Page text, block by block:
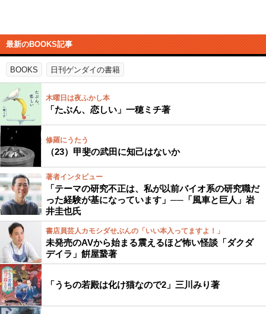
最新のBOOKS記事
BOOKS 日刊ゲンダイの書籍
木曜日は夜ふかし本
「たぶん、恋しい」一穂ミチ著
修羅にうたう
（23）甲斐の武田に知己はないか
著者インタビュー
「テーマの研究不正は、私が以前バイオ系の研究職だ
った経験が基になっています」──「風車と巨人」岩
井圭也氏
書店員芸人カモシダせぶんの「いい本入ってますよ！」
未発売のAVから始まる震えるほど怖い怪談「ダクダ
デイラ」餠屋䖸著
「うちの若殿は化け猫なので2」三川みり著